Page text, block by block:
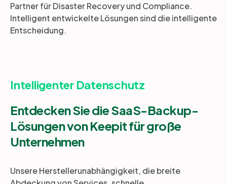
Partner für Disaster Recovery und Compliance.
Intelligent entwickelte Lösungen sind die intelligente
Entscheidung.
Intelligenter Datenschutz
Entdecken Sie die SaaS-Backup-
Lösungen von Keepit für große
Unternehmen
Unsere Herstellerunabhängigkeit, die breite